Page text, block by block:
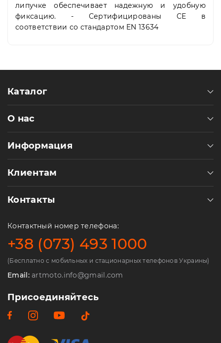
липучке обеспечивает надежную и удобную
фиксацию. - Сертифицированы CE в
соответствии со стандартом EN 13634
Каталог
О нас
Информация
Клиентам
Контакты
Контактный номер телефона:
+38 (073) 493 1000
(Бесплатно с мобильных и стационарных телефонов Украины)
Email:artmoto.info@gmail.com
Присоединяйтесь